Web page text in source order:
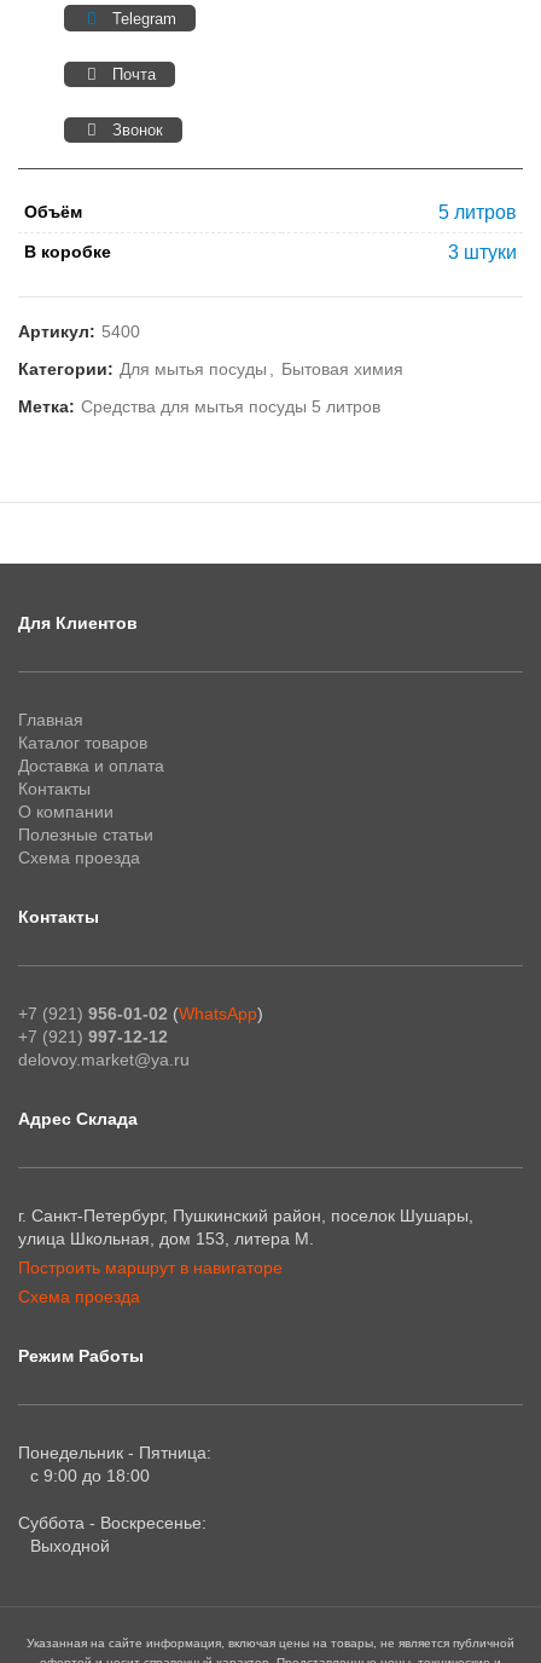
Telegram
Почта
Звонок
Объём 5 литров
В коробке 3 штуки
Артикул: 5400
Категории: Для мытья посуды , Бытовая химия
Метка: Средства для мытья посуды 5 литров
Для Клиентов
Главная
Каталог товаров
Доставка и оплата
Контакты
О компании
Полезные статьи
Схема проезда
Контакты
+7 (921) 956-01-02 (WhatsApp)
+7 (921) 997-12-12
delovoy.market@ya.ru
Адрес Склада
г. Санкт-Петербург, Пушкинский район, поселок Шушары,
улица Школьная, дом 153, литера М.
Построить маршрут в навигаторе
Схема проезда
Режим Работы
Понедельник - Пятница:
с 9:00 до 18:00
Суббота - Воскресенье:
Выходной
Указанная на сайте информация, включая цены на товары, не является публичной